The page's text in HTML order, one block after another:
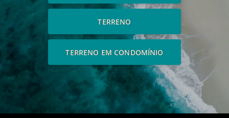
TERRENO
TERRENO EM CONDOMÍNIO